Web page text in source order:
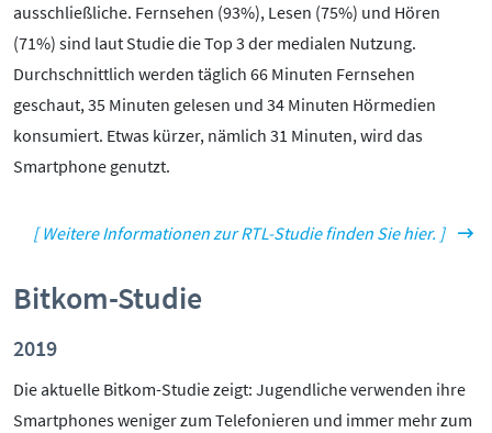
ausschließliche. Fernsehen (93%), Lesen (75%) und Hören
(71%) sind laut Studie die Top 3 der medialen Nutzung.
Durchschnittlich werden täglich 66 Minuten Fernsehen
geschaut, 35 Minuten gelesen und 34 Minuten Hörmedien
konsumiert. Etwas kürzer, nämlich 31 Minuten, wird das
Smartphone genutzt.
[ Weitere Informationen zur RTL-Studie finden Sie hier. ]
Bitkom-Studie
2019
Die aktuelle Bitkom-Studie zeigt: Jugendliche verwenden ihre
Smartphones weniger zum Telefonieren und immer mehr zum